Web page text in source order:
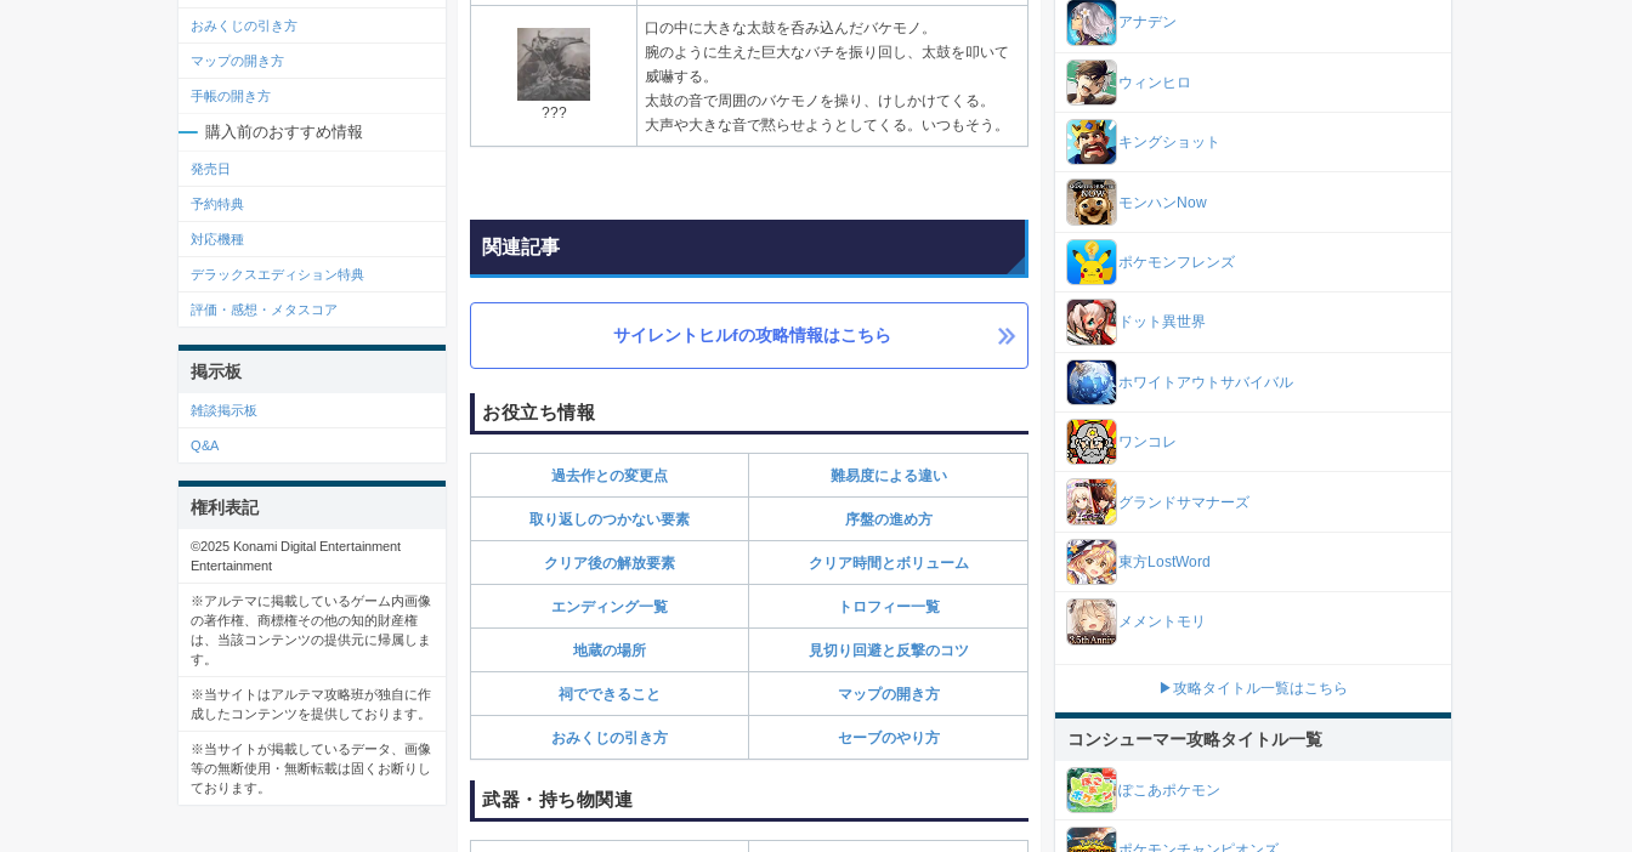
???
口の中に大きな太鼓を呑み込んだバケモノ。
腕のように生えた巨大なバチを振り回し、太鼓を叩いて
威嚇する。
太鼓の音で周囲のバケモノを操り、けしかけてくる。
大声や大きな音で黙らせようとしてくる。いつもそう。
関連記事
サイレントヒルfの攻略情報はこちら
お役立ち情報
過去作との変更点 難易度による違い
取り返しのつかない要素 序盤の進め方
クリア後の解放要素 クリア時間とボリューム
エンディング一覧 トロフィー一覧
地蔵の場所 見切り回避と反撃のコツ
祠でできること マップの開き方
おみくじの引き方 セーブのやり方
武器・持ち物関連
おみくじの引き方
マップの開き方
手帳の開き方
購入前のおすすめ情報
発売日
予約特典
対応機種
デラックスエディション特典
評価・感想・メタスコア
掲示板
雑談掲示板
Q&A
権利表記
©2025 Konami Digital Entertainment
Entertainment
※アルテマに掲載しているゲーム内画像
の著作権、商標権その他の知的財産権
は、当該コンテンツの提供元に帰属しま
す。
※当サイトはアルテマ攻略班が独自に作
成したコンテンツを提供しております。
※当サイトが掲載しているデータ、画像
等の無断使用・無断転載は固くお断りし
ております。
アナデン
ウィンヒロ
キングショット
モンハンNow
ポケモンフレンズ
ドット異世界
ホワイトアウトサバイバル
ワンコレ
グランドサマナーズ
東方LostWord
メメントモリ
▶攻略タイトル一覧はこちら
コンシューマー攻略タイトル一覧
ぽこあポケモン